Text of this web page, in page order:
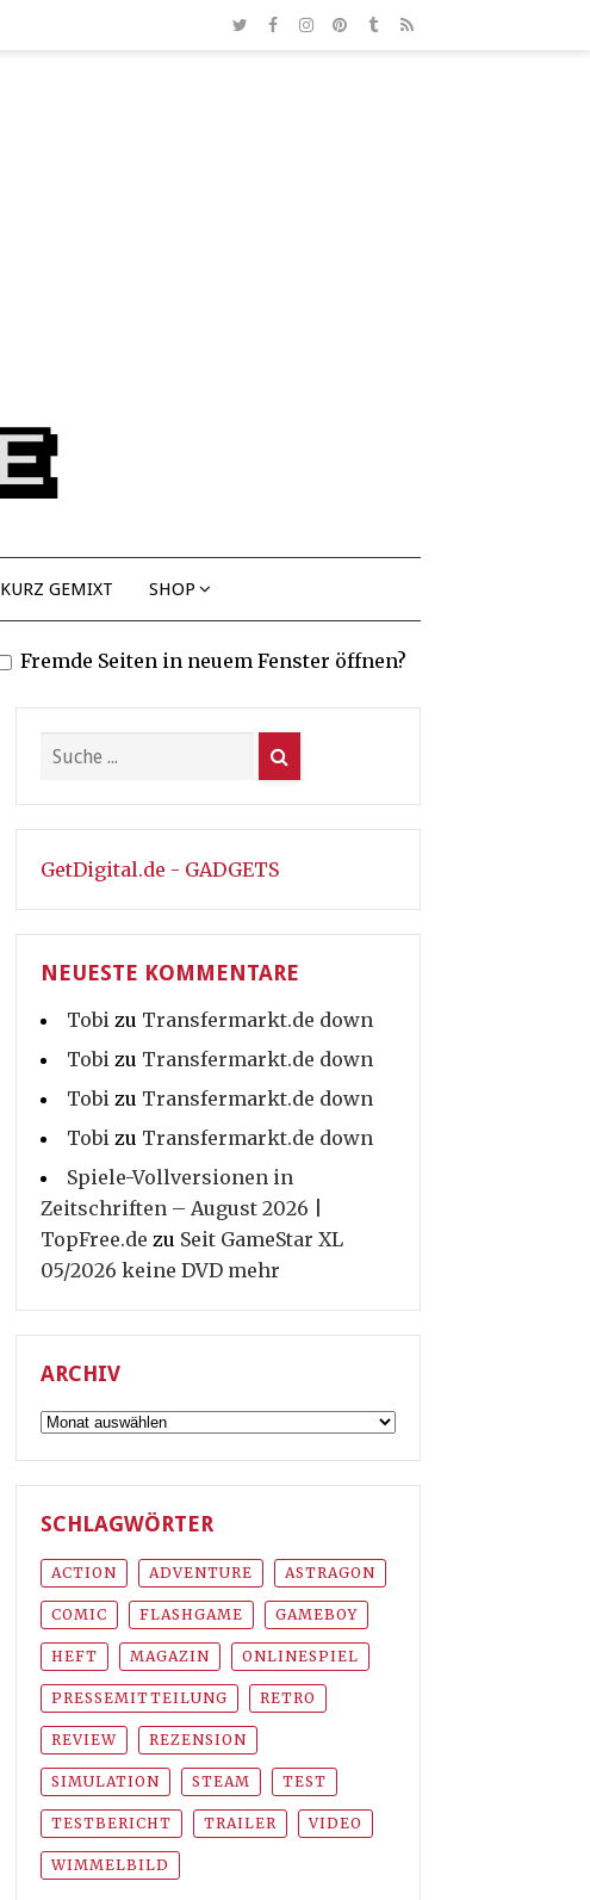
KURZ GEMIXT SHOP
Fremde Seiten in neuem Fenster öffnen?
GetDigital.de - GADGETS
NEUESTE KOMMENTARE
Tobi zu Transfermarkt.de down
Tobi zu Transfermarkt.de down
Tobi zu Transfermarkt.de down
Tobi zu Transfermarkt.de down
Spiele-Vollversionen in
Zeitschriften – August 2026 |
TopFree.de zu Seit GameStar XL
05/2026 keine DVD mehr
ARCHIV
Archiv
SCHLAGWÖRTER
ACTION ADVENTURE ASTRAGON
COMIC FLASHGAME GAMEBOY
HEFT MAGAZIN ONLINESPIEL
PRESSEMITTEILUNG RETRO
REVIEW REZENSION
SIMULATION STEAM TEST
TESTBERICHT TRAILER VIDEO
WIMMELBILD